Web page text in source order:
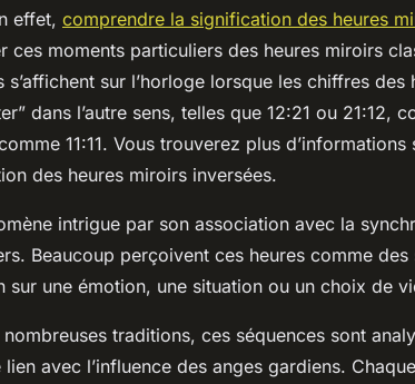
effet, comprendre la signification des heures
ces moments particuliers des heures miroirs
s’affichent sur l’horloge lorsque les chiffres
dans l’autre sens, telles que 12:21 ou 21:12,
11:11. Vous trouverez plus
des heures miroirs inversées.
intrigue par son association avec la
Beaucoup perçoivent ces heures comme
sur une émotion, une situation ou un choix de
nombreuses traditions, ces séquences sont
lien avec l’influence des anges gardiens.